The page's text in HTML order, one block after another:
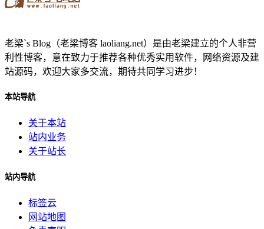
老梁`s Blog（老梁博客 laoliang.net）是由老梁建立的个人非营
利性博客，意在致力于推荐各种优秀实用软件，网络资源及建
站源码，欢迎大家多交流，期待共同学习进步！
本站导航
关于本站
站内业务
关于站长
站内导航
标签云
网站地图